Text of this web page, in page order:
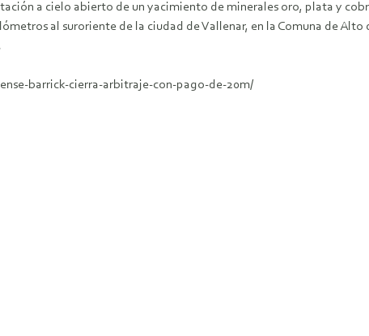
a cielo abierto de un yacimiento de minerales oro, plata y
al suroriente de la ciudad de Vallenar, en la Comuna de Alto
barrick-cierra-arbitraje-con-pago-de-20m/